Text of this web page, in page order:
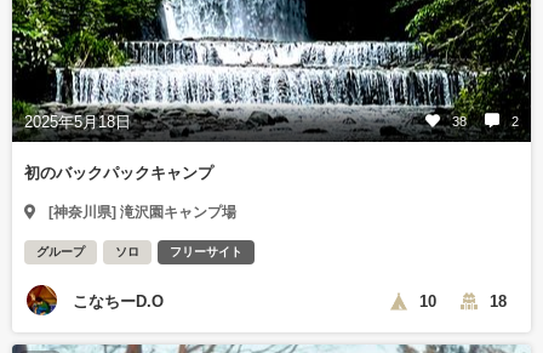
2025年5月18日 38 2
初のバックパックキャンプ
[神奈川県] 滝沢園キャンプ場
グループ ソロ フリーサイト
こなちーD.O 10 18